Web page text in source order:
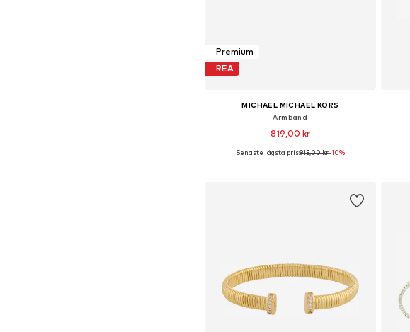
Premium
REA
MICHAEL MICHAEL KORS
Armband
819,00 kr
Tillgängliga storlekar: One Size
Senaste lägsta pris:915,00 kr-10%